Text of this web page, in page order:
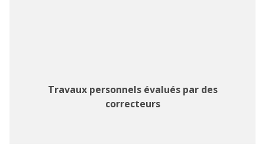
Travaux personnels évalués par des
correcteurs